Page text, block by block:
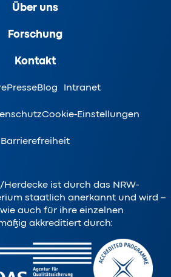
Über uns
Forschung
Kontakt
PresseBlog Intranet
Cookie-Einstellungen
Barrierefreiheit
ist durch das NRW-
staatlich anerkannt und wird –
auch für ihre einzelnen
akkreditiert durch: